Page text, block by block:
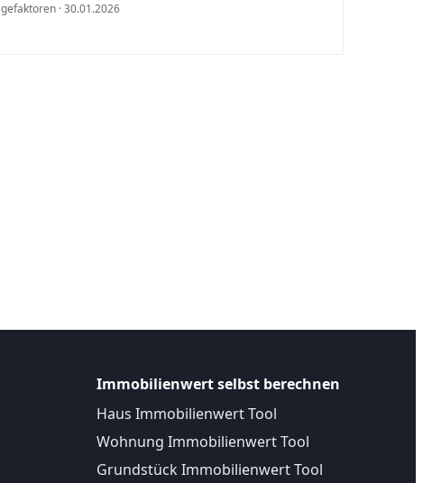
· 30.01.2026
Immobilienwert selbst berechnen
Haus Immobilienwert Tool
Wohnung Immobilienwert Tool
Grundstück Immobilienwert Tool